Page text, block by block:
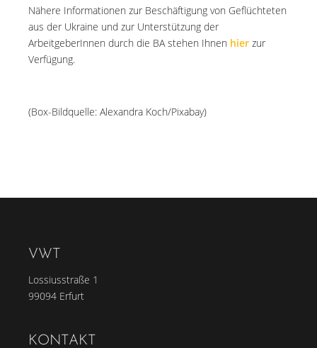
Nähere Informationen zur Beschäftigung von Geflüchteten
aus der Ukraine und zur Unterstützung der
ArbeitgeberInnen durch die BA stehen Ihnen hier zur
Verfügung.
(Box-Bildquelle: Alexandra Koch/Pixabay)
VWT
Lossiusstraße 1
99094 Erfurt
KONTAKT